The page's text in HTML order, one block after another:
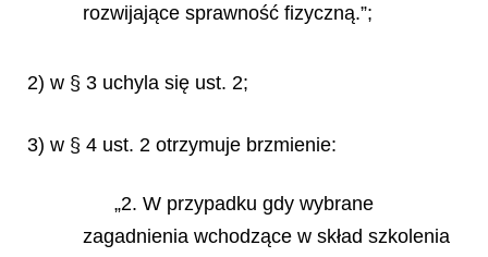
rozwijające sprawność fizyczną.”;
2) w § 3 uchyla się ust. 2;
3) w § 4 ust. 2 otrzymuje brzmienie:
„2. W przypadku gdy wybrane
zagadnienia wchodzące w skład szkolenia